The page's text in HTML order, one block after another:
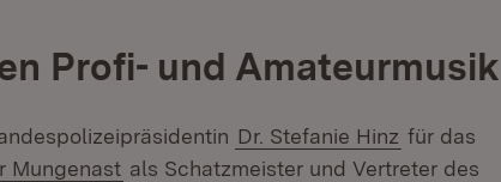
Profi- und Amateurmusik
Dr. Stefanie Hinz für das
Mungenast (Öffnet in neuem Fenster)
als Schatzmeister und Vertreter des